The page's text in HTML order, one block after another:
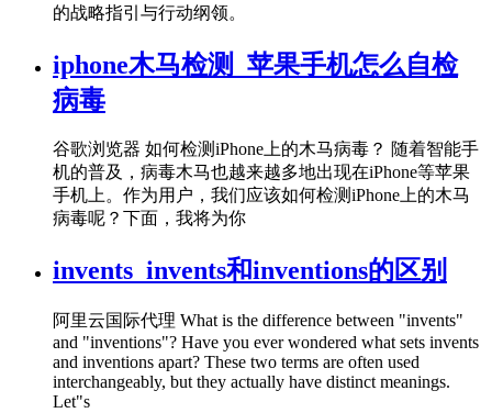
的战略指引与行动纲领。
iphone木马检测_苹果手机怎么自检
病毒
谷歌浏览器 如何检测iPhone上的木马病毒？ 随着智能手
机的普及，病毒木马也越来越多地出现在iPhone等苹果
手机上。作为用户，我们应该如何检测iPhone上的木马
病毒呢？下面，我将为你
invents_invents和inventions的区别
阿里云国际代理 What is the difference between "invents"
and "inventions"? Have you ever wondered what sets invents
and inventions apart? These two terms are often used
interchangeably, but they actually have distinct meanings.
Let"s